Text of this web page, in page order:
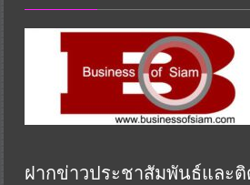
ฝากข่าวประชาสัมพันธ์และ